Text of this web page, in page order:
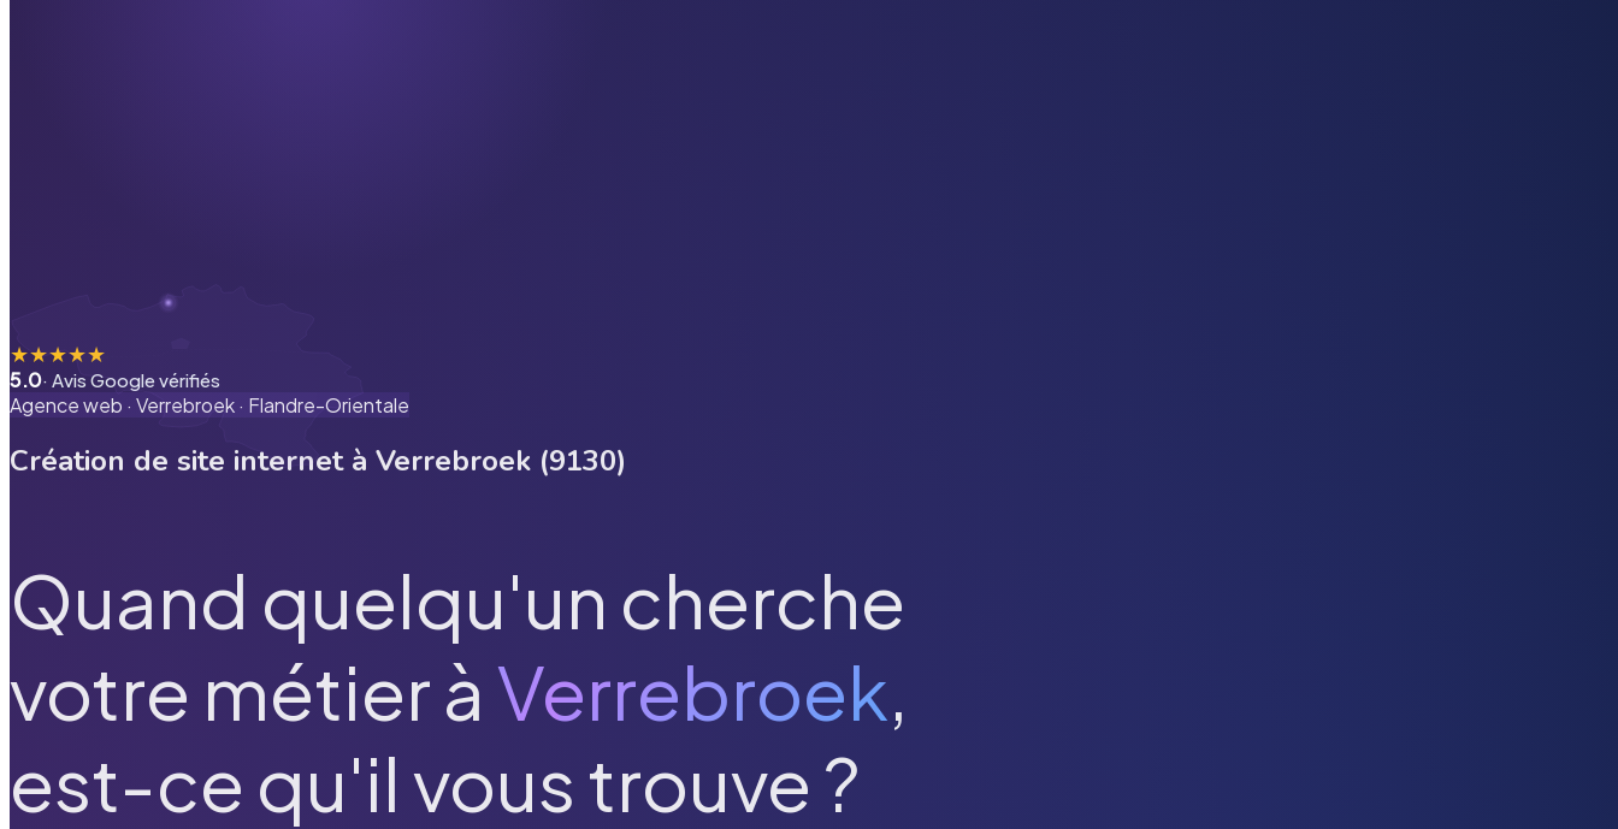
★★★★★
5.0· Avis Google vérifiés
Agence web · Verrebroek· Flandre-Orientale
Création de site internet à Verrebroek (9130)
Quand quelqu'un cherche
votre métier à Verrebroek,
est-ce qu'il vous trouve ?